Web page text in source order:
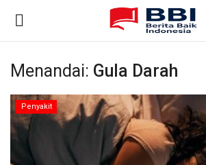
Gabung Daftar
Beranda
Nasional
Menandai: Gula Darah
Penyakit